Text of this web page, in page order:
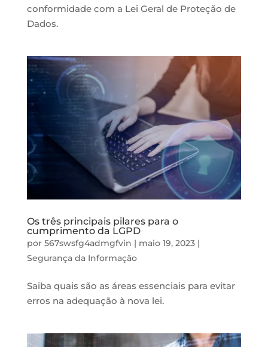
conformidade com a Lei Geral de Proteção de
Dados.
Os três principais pilares para o
cumprimento da LGPD
por 567swsfg4admgfvin | maio 19, 2023|
Segurança da Informação
Saiba quais são as áreas essenciais para evitar
erros na adequação à nova lei.